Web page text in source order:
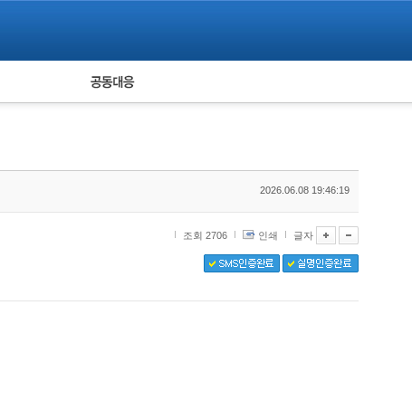
피해자 공동대응
2026.06.08 19:46:19
조회 2706 인쇄 글자